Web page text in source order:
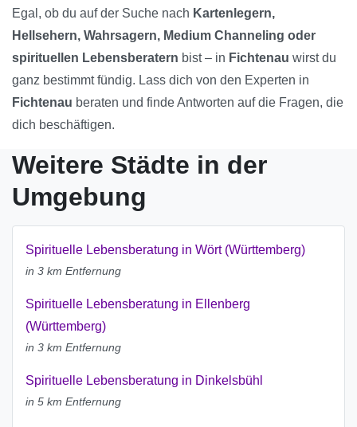
Egal, ob du auf der Suche nach Kartenlegern,
Hellsehern, Wahrsagern, Medium Channeling oder
spirituellen Lebensberatern bist – in Fichtenau wirst du
ganz bestimmt fündig. Lass dich von den Experten in
Fichtenau beraten und finde Antworten auf die Fragen, die
dich beschäftigen.
Weitere Städte in der
Umgebung
Spirituelle Lebensberatung in Wört (Württemberg)
in 3 km Entfernung
Spirituelle Lebensberatung in Ellenberg
(Württemberg)
in 3 km Entfernung
Spirituelle Lebensberatung in Dinkelsbühl
in 5 km Entfernung